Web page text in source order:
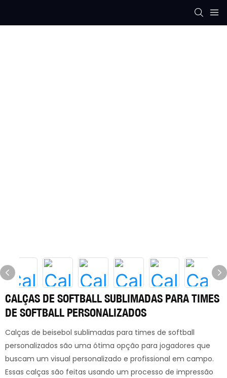
CALÇAS DE SOFTBALL SUBLIMADAS PARA TIMES
DE SOFTBALL PERSONALIZADOS
Calças de beisebol sublimadas para times de softball
personalizados são uma ótima opção para jogadores que
buscam um visual personalizado e profissional em campo.
Essas calças são feitas usando um processo de impressão